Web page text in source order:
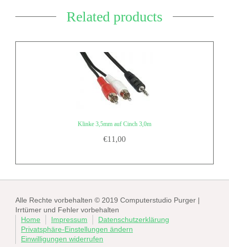
Related products
Klinke 3,5mm auf Cinch 3,0m
€11,00
Alle Rechte vorbehalten © 2019 Computerstudio Purger |
Irrtümer und Fehler vorbehalten
Home
Impressum
Datenschutzerklärung
Privatsphäre-Einstellungen ändern
Einwilligungen widerrufen